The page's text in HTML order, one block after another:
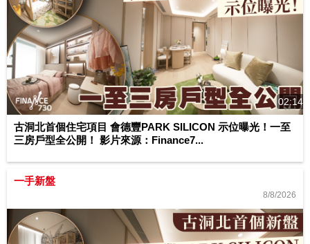
02:14
古洞北首個住宅項目 會德豐PARK SILICON 示位曝光！一至
三房戶型全公開！ 影片來源：Finance7...
一手新盤
8/8/2026